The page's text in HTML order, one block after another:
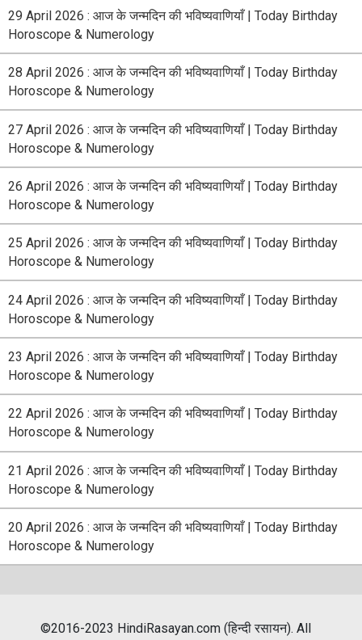
29 April 2026 : आज के जन्मदिन की भविष्यवाणियाँ | Today Birthday
Horoscope & Numerology
28 April 2026 : आज के जन्मदिन की भविष्यवाणियाँ | Today Birthday
Horoscope & Numerology
27 April 2026 : आज के जन्मदिन की भविष्यवाणियाँ | Today Birthday
Horoscope & Numerology
26 April 2026 : आज के जन्मदिन की भविष्यवाणियाँ | Today Birthday
Horoscope & Numerology
25 April 2026 : आज के जन्मदिन की भविष्यवाणियाँ | Today Birthday
Horoscope & Numerology
24 April 2026 : आज के जन्मदिन की भविष्यवाणियाँ | Today Birthday
Horoscope & Numerology
23 April 2026 : आज के जन्मदिन की भविष्यवाणियाँ | Today Birthday
Horoscope & Numerology
22 April 2026 : आज के जन्मदिन की भविष्यवाणियाँ | Today Birthday
Horoscope & Numerology
21 April 2026 : आज के जन्मदिन की भविष्यवाणियाँ | Today Birthday
Horoscope & Numerology
20 April 2026 : आज के जन्मदिन की भविष्यवाणियाँ | Today Birthday
Horoscope & Numerology
©2016-2023 HindiRasayan.com (हिन्दी रसायन). All